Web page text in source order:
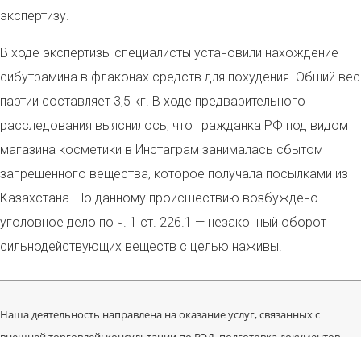
экспертизу.
В ходе экспертизы специалисты установили нахождение
сибутрамина в флаконах средств для похудения. Общий вес
партии составляет 3,5 кг. В ходе предварительного
расследования выяснилось, что гражданка РФ под видом
магазина косметики в Инстаграм занималась сбытом
запрещенного вещества, которое получала посылками из
Казахстана. По данному происшествию возбуждено
уголовное дело по ч. 1 ст. 226.1 — незаконный оборот
сильнодействующих веществ с целью наживы.
Наша деятельность направлена на оказание услуг, связанных с